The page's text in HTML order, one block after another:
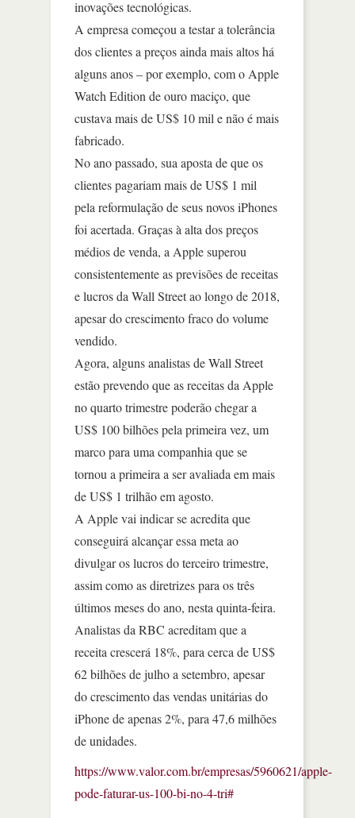
inovações tecnológicas.
A empresa começou a testar a tolerância
dos clientes a preços ainda mais altos há
alguns anos – por exemplo, com o Apple
Watch Edition de ouro maciço, que
custava mais de US$ 10 mil e não é mais
fabricado.
No ano passado, sua aposta de que os
clientes pagariam mais de US$ 1 mil
pela reformulação de seus novos iPhones
foi acertada. Graças à alta dos preços
médios de venda, a Apple superou
consistentemente as previsões de receitas
e lucros da Wall Street ao longo de 2018,
apesar do crescimento fraco do volume
vendido.
Agora, alguns analistas de Wall Street
estão prevendo que as receitas da Apple
no quarto trimestre poderão chegar a
US$ 100 bilhões pela primeira vez, um
marco para uma companhia que se
tornou a primeira a ser avaliada em mais
de US$ 1 trilhão em agosto.
A Apple vai indicar se acredita que
conseguirá alcançar essa meta ao
divulgar os lucros do terceiro trimestre,
assim como as diretrizes para os três
últimos meses do ano, nesta quinta-feira.
Analistas da RBC acreditam que a
receita crescerá 18%, para cerca de US$
62 bilhões de julho a setembro, apesar
do crescimento das vendas unitárias do
iPhone de apenas 2%, para 47,6 milhões
de unidades.
https://www.valor.com.br/empresas/5960621/apple-
pode-faturar-us-100-bi-no-4-tri#